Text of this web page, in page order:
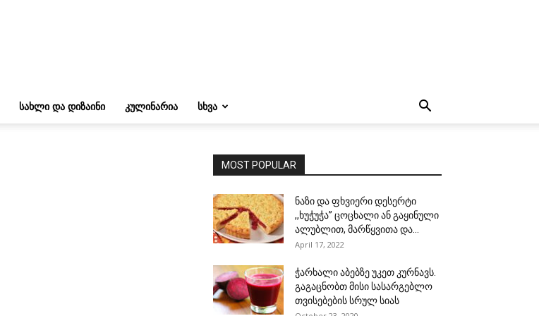
ᲡᲐᲮᲚᲘ ᲓᲐ ᲓᲘᲖᲐᲘᲜᲘ ᲙᲣᲚᲘᲜᲐᲠᲘᲐ ᲡᲮᲕᲐ
MOST POPULAR
ნაზი და ფხვიერი დესერტი
,,ხუჭუჭა” ცოცხალი ან გაყინული
ალუბლით, მარწყვითა და...
April 17, 2022
ჭარხალი აბებზე უკეთ კურნავს.
გაგაცნობთ მისი სასარგებლო
თვისებების სრულ სიას